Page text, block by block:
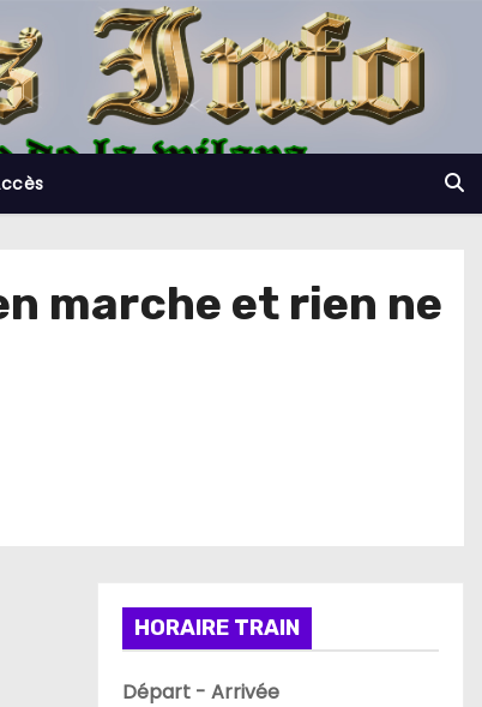
marche et rien ne
HORAIRE TRAIN
Départ - Arrivée